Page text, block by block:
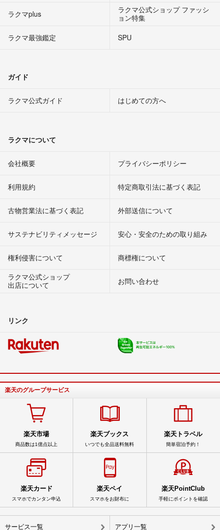
ラクマplus
ラクマ公式ショップ ファッシ
ョン特集
ラクマ最強鑑定
SPU
ガイド
ラクマ公式ガイド はじめての方へ
ラクマについて
会社概要 プライバシーポリシー
利用規約 特定商取引法に基づく表記
古物営業法に基づく表記 外部送信について
サステナビリティメッセージ 安心・安全のための取り組み
権利侵害について
商標権について
ラクマ公式ショップ
出店について
お問い合わせ
リンク
楽天のグループサービス
楽天市場
商品数は1億点以上
楽天ブックス
いつでも全品送料無料
楽天トラベル
簡単宿泊予約！
楽天カード
スマホでカンタン申込
楽天ペイ
スマホをお財布に
楽天PointClub
手軽にポイントを確認
サービス一覧 アプリ一覧